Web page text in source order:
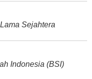
Sejahtera
Indonesia (BSI)